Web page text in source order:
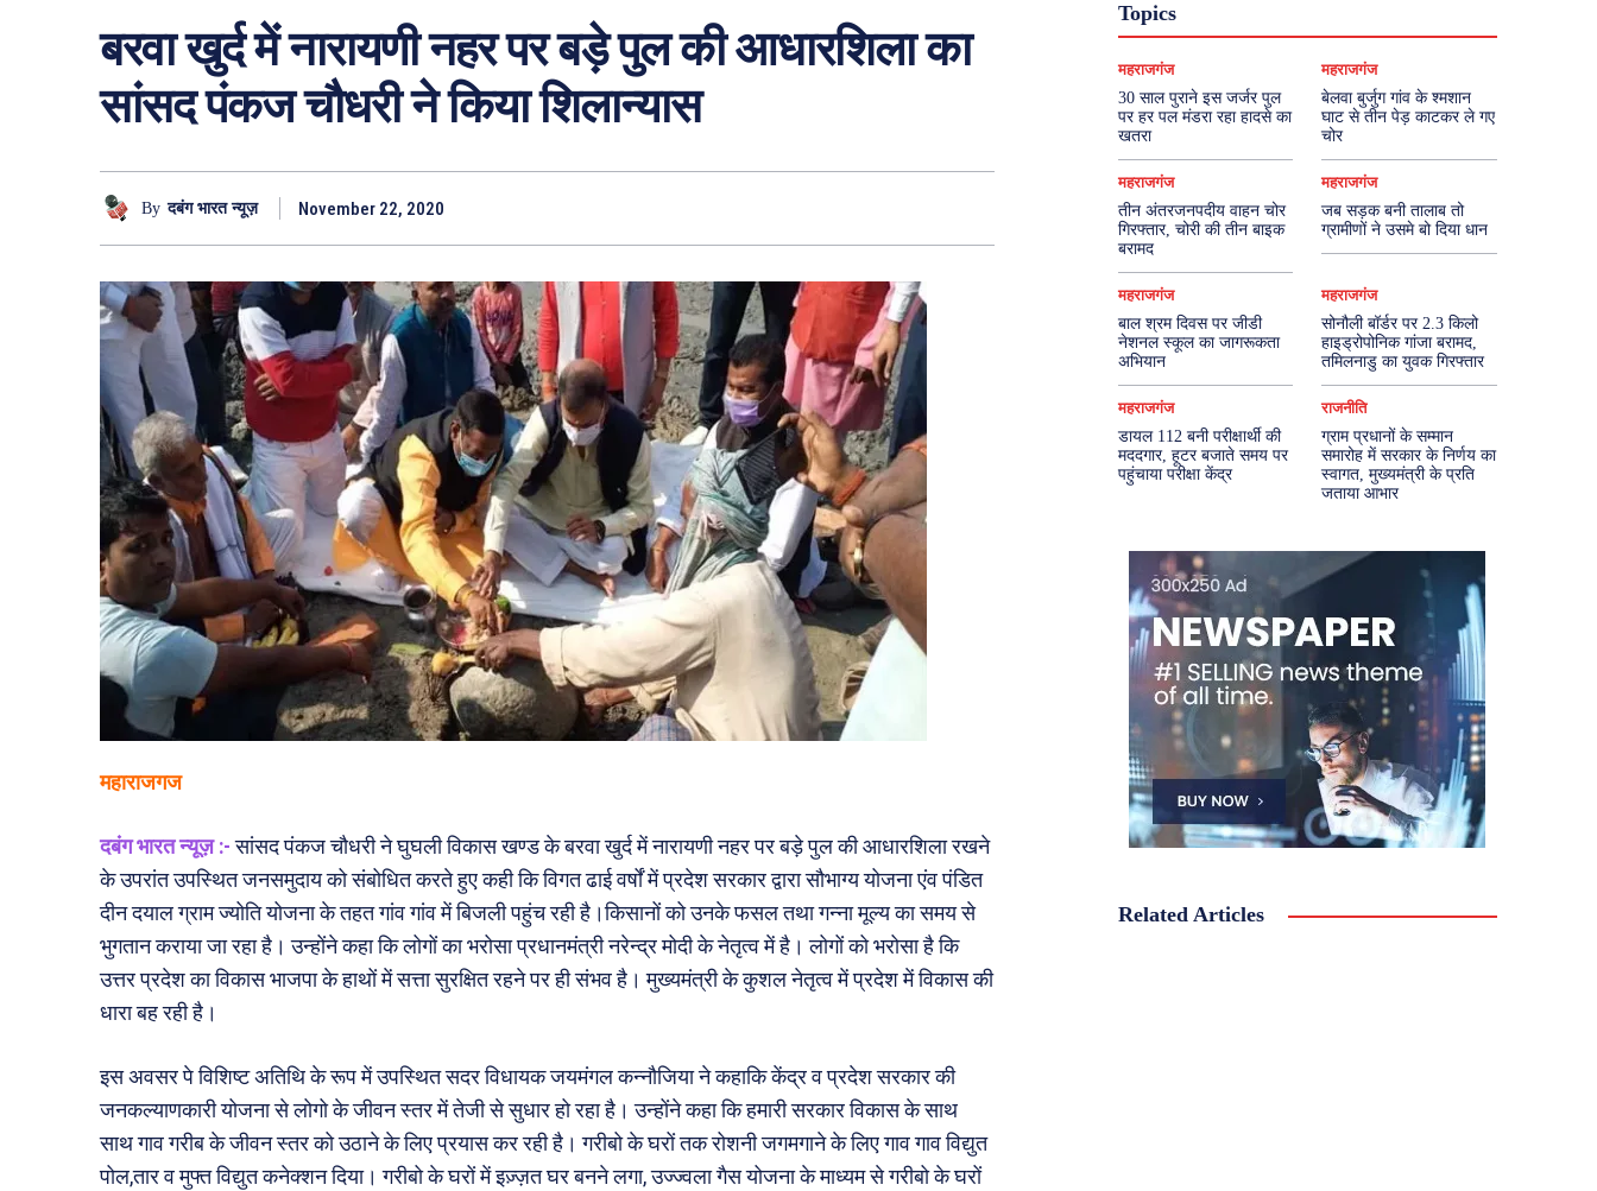
बरवा खुर्द में नारायणी नहर पर बड़े पुल की आधारशिला का
सांसद पंकज चौधरी ने किया शिलान्यास
By दबंग भारत न्यूज़ November 22, 2020
महाराजगज
दबंग भारत न्यूज़ :-सांसद पंकज चौधरी ने घुघली विकास खण्ड के बरवा खुर्द में नारायणी नहर पर बड़े पुल की आधारशिला रखने
के उपरांत उपस्थित जनसमुदाय को संबोधित करते हुए कही कि विगत ढाई वर्षों में प्रदेश सरकार द्वारा सौभाग्य योजना एंव पंडित
दीन दयाल ग्राम ज्योति योजना के तहत गांव गांव में बिजली पहुंच रही है।किसानों को उनके फसल तथा गन्ना मूल्य का समय से
भुगतान कराया जा रहा है। उन्होंने कहा कि लोगों का भरोसा प्रधानमंत्री नरेन्द्र मोदी के नेतृत्व में है। लोगों को भरोसा है कि
उत्तर प्रदेश का विकास भाजपा के हाथों में सत्ता सुरक्षित रहने पर ही संभव है। मुख्यमंत्री के कुशल नेतृत्व में प्रदेश में विकास की
धारा बह रही है।
इस अवसर पे विशिष्ट अतिथि के रूप में उपस्थित सदर विधायक जयमंगल कन्नौजिया ने कहाकि केंद्र व प्रदेश सरकार की
जनकल्याणकारी योजना से लोगो के जीवन स्तर में तेजी से सुधार हो रहा है। उन्होंने कहा कि हमारी सरकार विकास के साथ
साथ गाव गरीब के जीवन स्तर को उठाने के लिए प्रयास कर रही है। गरीबो के घरों तक रोशनी जगमगाने के लिए गाव गाव विद्युत
पोल,तार व मुफ्त विद्युत कनेक्शन दिया। गरीबो के घरों में इज़्ज़त घर बनने लगा, उज्ज्वला गैस योजना के माध्यम से गरीबो के घरों
Topics
महराजगंज
30 साल पुराने इस जर्जर पुल
पर हर पल मंडरा रहा हादसे का
खतरा
महराजगंज
बेलवा बुर्जुग गांव के श्मशान
घाट से तीन पेड़ काटकर ले गए
चोर
महराजगंज
तीन अंतरजनपदीय वाहन चोर
गिरफ्तार, चोरी की तीन बाइक
बरामद
महराजगंज
जब सड़क बनी तालाब तो
ग्रामीणों ने उसमे बो दिया धान
महराजगंज
बाल श्रम दिवस पर जीडी
नेशनल स्कूल का जागरूकता
अभियान
महराजगंज
सोनौली बॉर्डर पर 2.3 किलो
हाइड्रोपोनिक गांजा बरामद,
तमिलनाडु का युवक गिरफ्तार
महराजगंज
डायल 112 बनी परीक्षार्थी की
मददगार, हूटर बजाते समय पर
पहुंचाया परीक्षा केंद्र
राजनीति
ग्राम प्रधानों के सम्मान
समारोह में सरकार के निर्णय का
स्वागत, मुख्यमंत्री के प्रति
जताया आभार
Related Articles